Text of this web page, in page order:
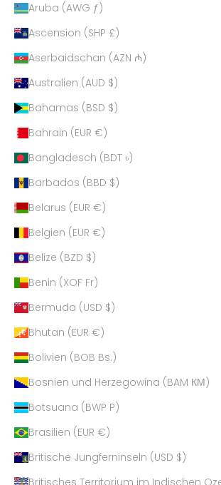
Aruba (AWG ƒ)
Ascension (SHP £)
Aserbaidschan (AZN ₼)
Australien (AUD $)
Bahamas (BSD $)
Bahrain (EUR €)
Bangladesch (BDT ৳)
Barbados (BBD $)
Belarus (EUR €)
Belgien (EUR €)
Belize (BZD $)
Benin (XOF Fr)
Bermuda (USD $)
Bhutan (EUR €)
Bolivien (BOB Bs.)
Bosnien und Herzegowina (BAM КМ)
Botsuana (BWP P)
Brasilien (EUR €)
Britische Jungferninseln (USD $)